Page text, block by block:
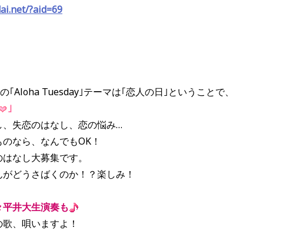
?aid=69
｢Aloha Tuesday｣テーマは｢恋人の日｣ということで、
｣
失恋のはなし、恋の悩み…
のなら、なんでもOK ！
なし大募集です。
どうさばくのか！？楽しみ！
井大生演奏も
、唄いますよ！